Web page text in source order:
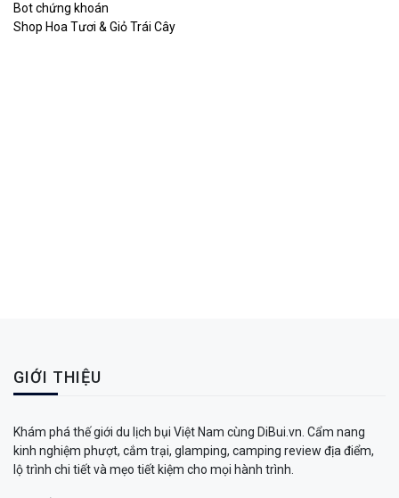
Bot chứng khoán
Shop Hoa Tươi & Giỏ Trái Cây
GIỚI THIỆU
Khám phá thế giới du lịch bụi Việt Nam cùng DiBui.vn. Cẩm nang
kinh nghiệm phượt, cắm trại, glamping, camping review địa điểm,
lộ trình chi tiết và mẹo tiết kiệm cho mọi hành trình.